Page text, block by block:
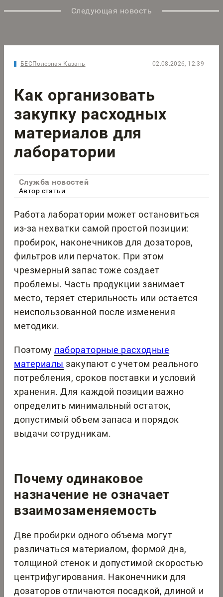
Следующая новость
БЕСПолезная Казань 02.08.2026, 12:39
Как организовать
закупку расходных
материалов для
лаборатории
Служба новостей
Автор статьи
Работа лаборатории может остановиться
из-за нехватки самой простой позиции:
пробирок, наконечников для дозаторов,
фильтров или перчаток. При этом
чрезмерный запас тоже создает
проблемы. Часть продукции занимает
место, теряет стерильность или остается
неиспользованной после изменения
методики.
Поэтомулабораторные расходные
материалы закупают с учетом реального
потребления, сроков поставки и условий
хранения. Для каждой позиции важно
определить минимальный остаток,
допустимый объем запаса и порядок
выдачи сотрудникам.
Почему одинаковое
назначение не означает
взаимозаменяемость
Две пробирки одного объема могут
различаться материалом, формой дна,
толщиной стенок и допустимой скоростью
центрифугирования. Наконечники для
дозаторов отличаются посадкой, длиной и